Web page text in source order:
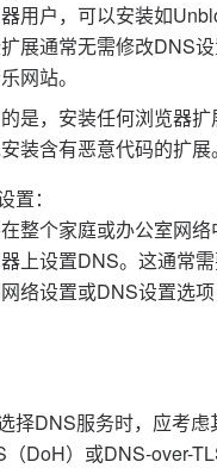
用户，可以安装如
展通常无需修改DNS
网站。
是，安装任何浏览器
装含有恶意代码的扩展。
置：
整个家庭或办公室网
上设置DNS。这通常
络设置或DNS设置选
择DNS服务时，应考
DoH）或DNS-over-